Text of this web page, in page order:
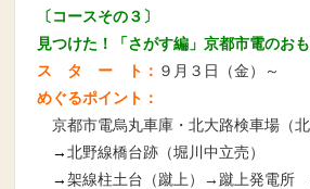
〔コースその３〕
見つけた！「さがす編」京都市電のお
ス タ ー ト： ９月３日（金）～
めぐるポイント：
京都市電烏丸車庫・北大路検車場（北
→北野線橋台跡（堀川中立売）
→架線柱土台（蹴上） → 蹴上発電所